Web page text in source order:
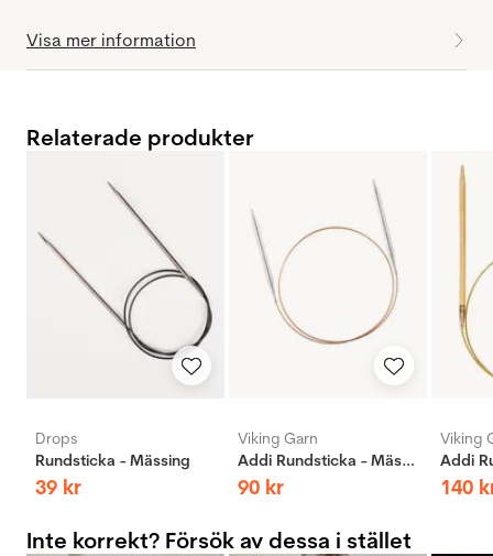
Visa mer information
Relaterade produkter
Drops
Rundsticka - Mässing
39 kr
Viking Garn
Addi Rundsticka - Mässing
90 kr
Viking
140
Inte korrekt? Försök av dessa i stället